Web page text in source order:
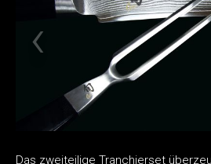
Das zweiteilige Tranchierset